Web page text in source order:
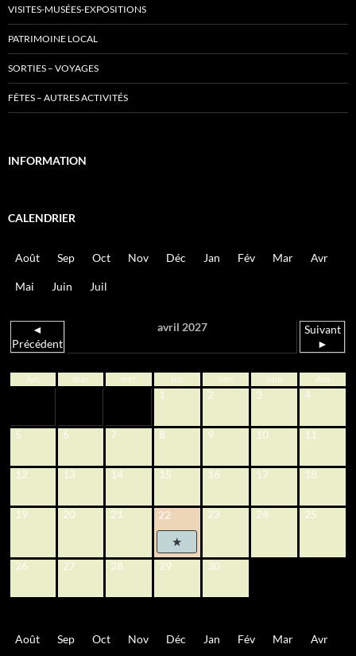
VISITES-MUSÉES-EXPOSITIONS
PATRIMOINE LOCAL
SORTIES – VOYAGES
FÊTES – AUTRES ACTIVITÉS
INFORMATION
CALENDRIER
Août Sep Oct Nov Déc Jan Fév Mar Avr
Mai Juin Juil
◄
Précédent
avril 2027
Suivant
►
lun mar mer jeu ven sam dim
1 2 3 4
5 6 7 8 9 10 11
12 13 14 15 16 17 18
19 20 21 22 23 24 25
26 27 28 29 30
Août Sep Oct Nov Déc Jan Fév Mar Avr